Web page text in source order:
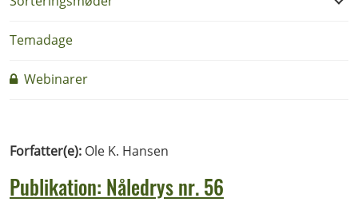
Temadage
Webinarer
Forfatter(e): Ole K. Hansen
Publikation: Nåledrys nr. 56